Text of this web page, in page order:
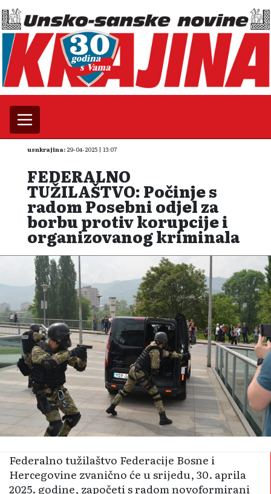
usnkrajina: 29-04-2025 | 13:07
FEDERALNO
TUŽILAŠTVO: Počinje s
radom Posebni odjel za
borbu protiv korupcije i
organizovanog kriminala
Federalno tužilaštvo Federacije Bosne i
Hercegovine zvanično će u srijedu, 30. aprila
2025. godine, započeti s radom novoformirani